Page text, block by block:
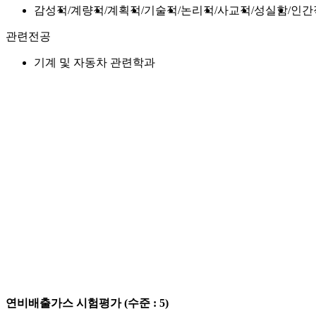
감성적 계량적 계획적 기술적 논리적 사교적 성실함 인간
관련전공
기계 및 자동차 관련학과
연비배출가스 시험평가(수준 : 5)